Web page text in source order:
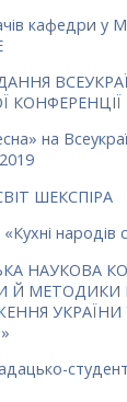
кафедри у
КОНФЕРЕНЦІЇ
на
ШЕКСПІРА
народів
НАУКОВА
Й
УКРАЇНИ